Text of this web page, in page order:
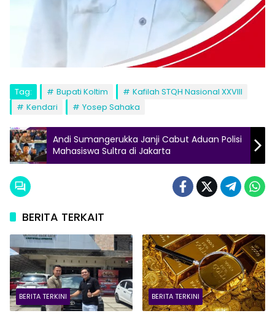
Tag: Bupati Koltim
Kafilah STQH Nasional XXVIII
Kendari
Yosep Sahaka
Andi Sumangerukka Janji Cabut Aduan Polisi
Mahasiswa Sultra di Jakarta
BERITA TERKAIT
BERITA TERKINI BERITA TERKINI